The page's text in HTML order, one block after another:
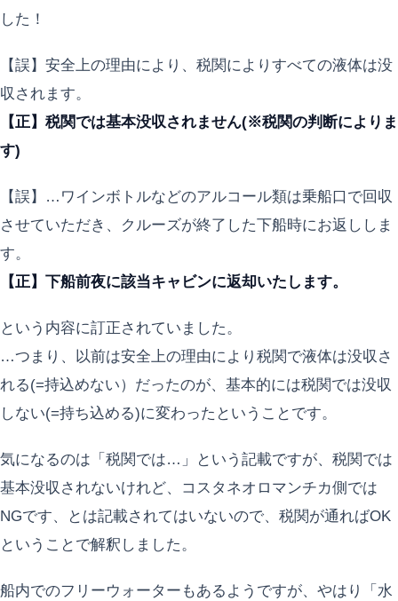
した！
【誤】安全上の理由により、税関によりすべての液体は没
収されます。
【正】税関では基本没収されません(※税関の判断によりま
す)
【誤】…ワインボトルなどのアルコール類は乗船口で回収
させていただき、クルーズが終了した下船時にお返ししま
す。
【正】下船前夜に該当キャビンに返却いたします。
という内容に訂正されていました。
…つまり、以前は安全上の理由により税関で液体は没収さ
れる(=持込めない）だったのが、基本的には税関では没収
しない(=持ち込める)に変わったということです。
気になるのは「税関では…」という記載ですが、税関では
基本没収されないけれど、コスタネオロマンチカ側では
NGです、とは記載されてはいないので、税関が通ればOK
ということで解釈しました。
船内でのフリーウォーターもあるようですが、やはり「水